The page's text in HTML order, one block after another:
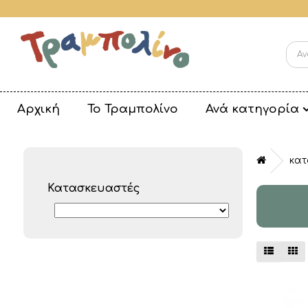
Αρχική Το Τραμπολίνο Ανά κατηγορία
Κατασκευαστές